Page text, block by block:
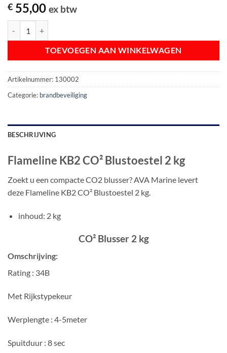
€ 55,00 ex btw
TOEVOEGEN AAN WINKELWAGEN
Artikelnummer: 130002
Categorie: brandbeveiliging
BESCHRIJVING
Flameline KB2 CO² Blustoestel 2 kg
Zoekt u een compacte CO2 blusser? AVA Marine levert
deze Flameline KB2 CO² Blustoestel 2 kg.
inhoud: 2 kg
CO² Blusser 2 kg
Omschrijving:
Rating : 34B
Met Rijkstypekeur
Werplengte : 4-5meter
Spuitduur : 8 sec